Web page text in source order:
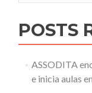
POSTS
ASSODITA
e inicia aulas